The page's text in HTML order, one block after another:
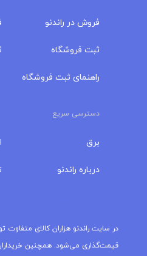
فروش در راندنو
ثبت فروشگاه
راهنمای ثبت فروشگاه
دسترسی سریع
برق
درباره‌ راندنو
در سایت راندنو هزاران کالای
قیمت‌گذاری می‌شود. همچنین